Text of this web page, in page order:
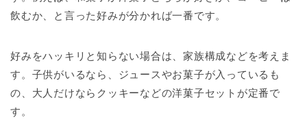
飲むか、と言った好みが分かれば一番です。
好みをハッキリと知らない場合は、家族構成などを考えま
す。子供がいるなら、ジュースやお菓子が入っているも
の、大人だけならクッキーなどの洋菓子セットが定番で
す。